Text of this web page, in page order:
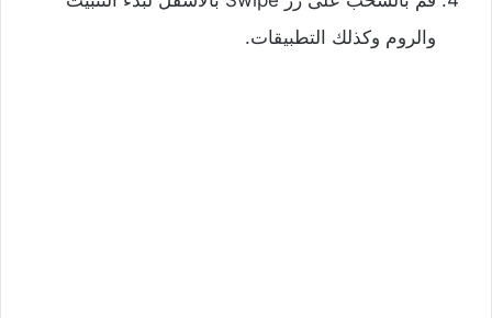
والروم وكذلك التطبيقات.